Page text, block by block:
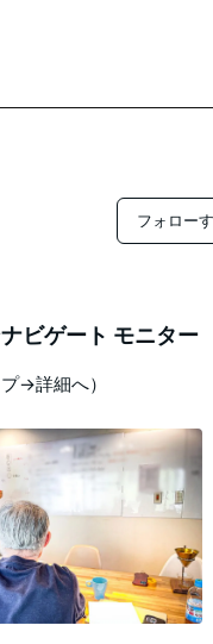
フォロー
ビゲート モニター
→詳細へ）